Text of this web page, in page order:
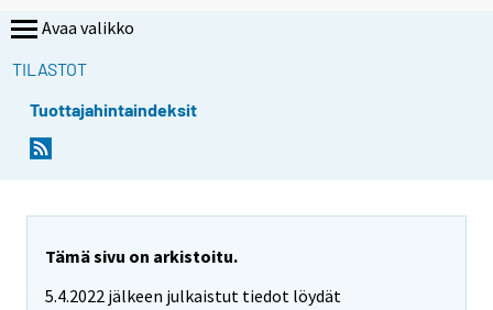
Avaa valikko
TILASTOT
Tuottajahintaindeksit
Tämä sivu on arkistoitu.
5.4.2022 jälkeen julkaistut tiedot löydät